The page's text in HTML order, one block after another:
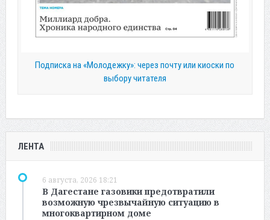
Подписка на «Молодежку»: через почту или киоски по
выбору читателя
ЛЕНТА
6 августа, 2026 18:21
В Дагестане газовики предотвратили
возможную чрезвычайную ситуацию в
многоквартирном доме